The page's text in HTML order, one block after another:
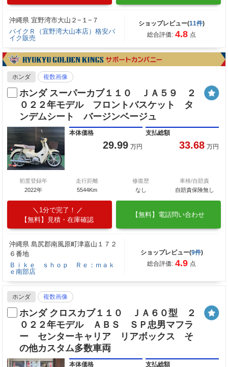
沖縄県 宜野湾市大山２−１−７
バイクＲ（宜野湾大山本店）格安バ
イク販売
ショップレビュー(11件)
総合評価: 4.8 点
ホンダ 複数画像
ホンダ スーパーカブ１１０ ＪＡ５９ ２
０２２年モデル フロントバスケット タ
ンデムシート バージンベージュ
本体価格
29.99 万円
支払総額
33.68 万円
初度登録年
2022年
走行距離
5544Km
修復歴
なし
車検/自賠責
自賠責保険無し
1分で完了！
【無料】見積・在庫確認
【無料】電話問い合わせ
沖縄県 島尻郡南風原町津嘉山１７２
６番地
Ｂｉｋｅ ｓｈｏｐ Ｒｅ：ｍａｋ
ｅ南部店
ショップレビュー(9件)
総合評価: 4.9 点
ホンダ 複数画像
ホンダ クロスカブ１１０ ＪＡ６０型 ２
０２２年モデル ＡＢＳ ＳＰ忠男マフラ
ー センターキャリア リアボックス そ
の他カスタム多数車両
本体価格 支払総額